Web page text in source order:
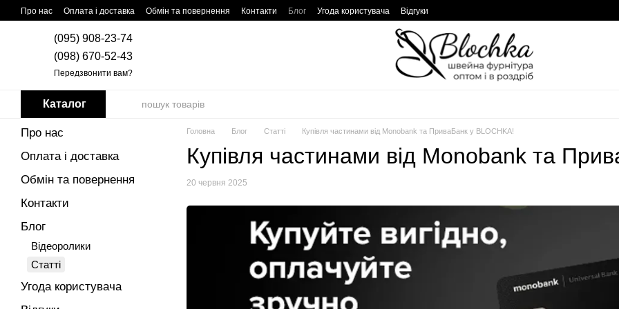
Перейти до основного контенту
Про нас Оплата і доставка Обмін та повернення Контакти Блог Угода користувача Відгуки
(095) 908-23-74
(098) 670-52-43
Передзвонити вам?
Каталог
Головна Блог Статті Купівля частинами від Monobank та ПриваБанк у BLOCHKA!
Купівля частинами від Monobank та
20 червня 2025
Про нас
Оплата і доставка
Обмін та повернення
Контакти
Блог
Відеоролики
Статті
Угода користувача